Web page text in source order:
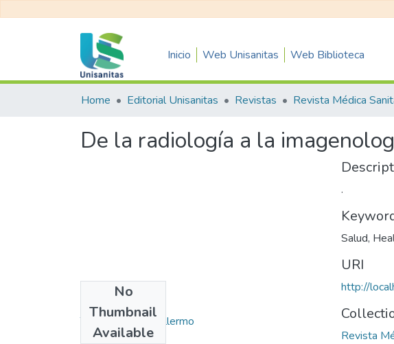
Inicio Web Unisanitas Web Biblioteca
Home Editorial Unisanitas Revistas Revista Médica
De la radiología a la
No
Thumbnail
Available
Authors
Trujillo B, Juan Guillermo
.
Salud,
URI
http://
Revista